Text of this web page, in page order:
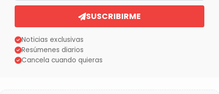
SUSCRIBIRME
Noticias exclusivas
Resúmenes diarios
Cancela cuando quieras